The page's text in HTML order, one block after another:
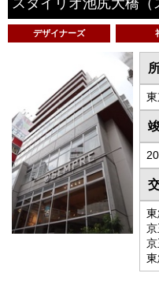
デザイナーズ